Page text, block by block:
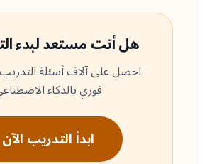
هل أنت مستعد لبدء
احصل على آلاف أسئلة
فوري بالذكاء
ابدأ التدريب الآن